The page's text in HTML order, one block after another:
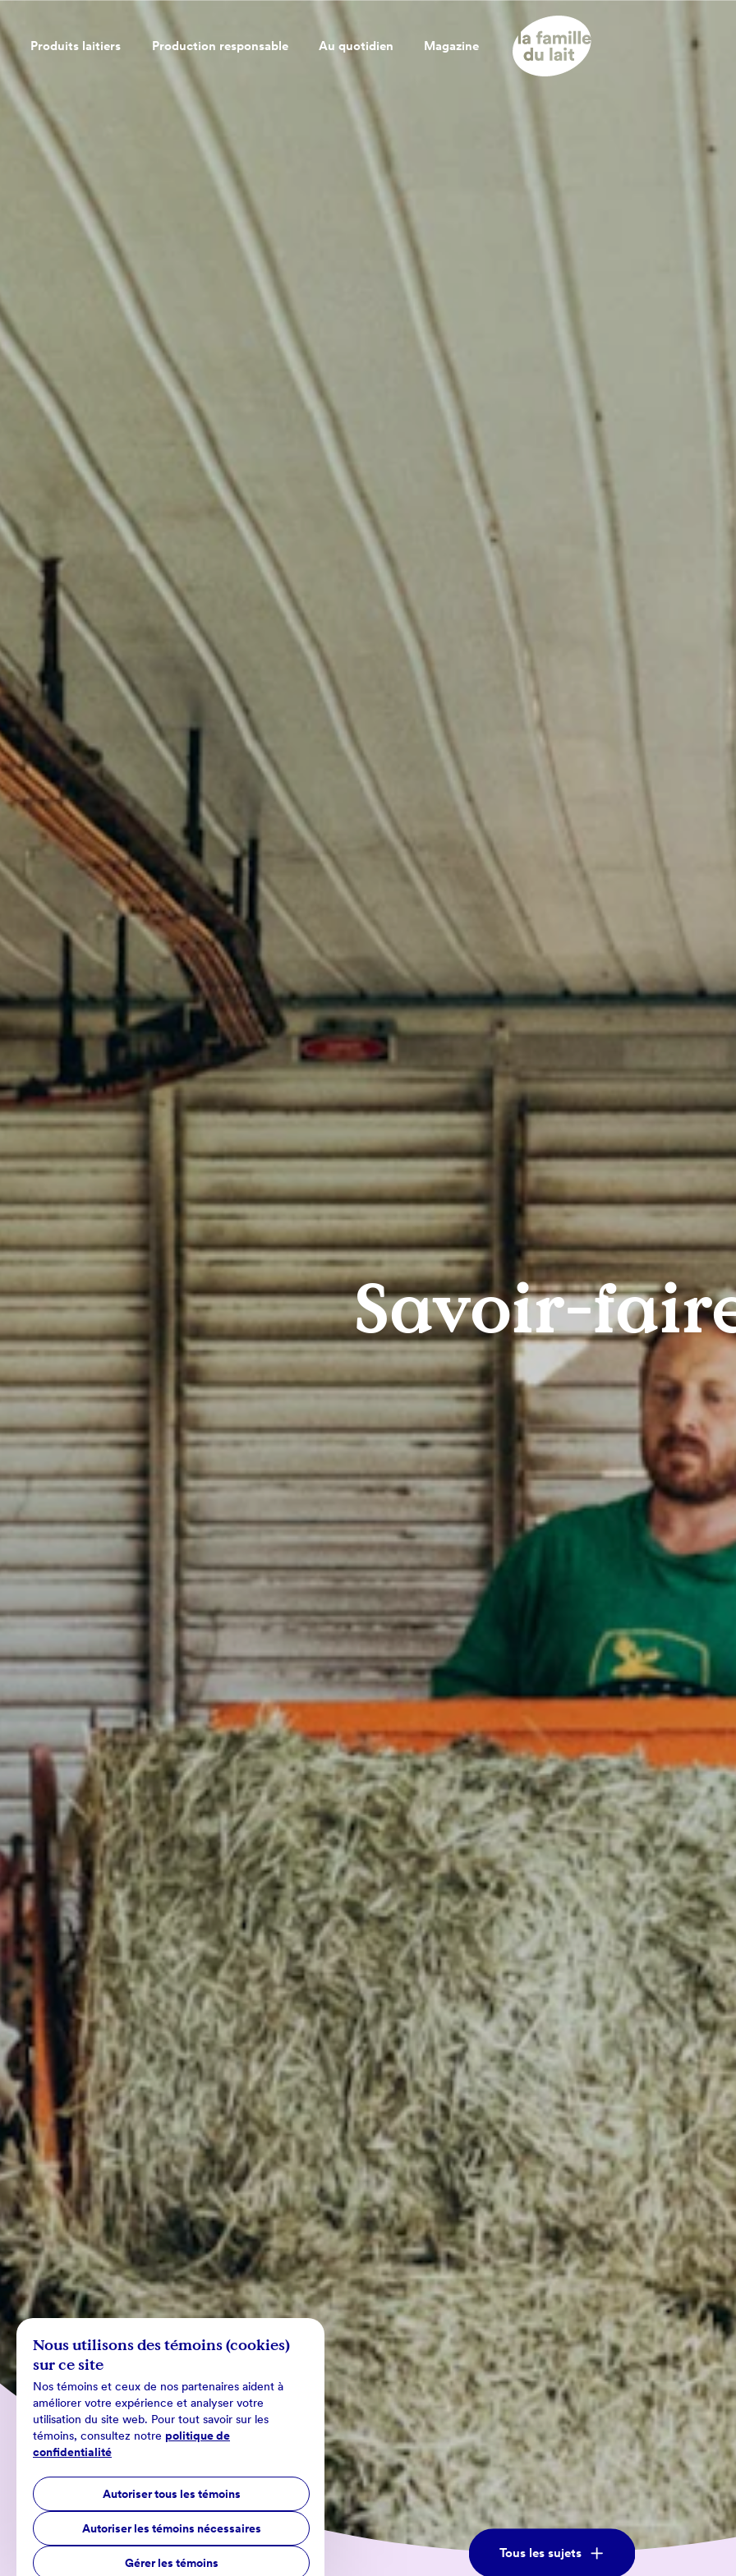
Produits laitiers Production responsable Au quotidien Magazine
Savoir-
Tous les sujets
Nous utilisons des témoins (cookies)
sur ce site
Nos témoins et ceux de nos partenaires aident à
améliorer votre expérience et analyser votre
utilisation du site web. Pour tout savoir sur les
témoins, consultez notre politique de
confidentialité
Autoriser tous les témoins
Autoriser les témoins nécessaires
Gérer les témoins